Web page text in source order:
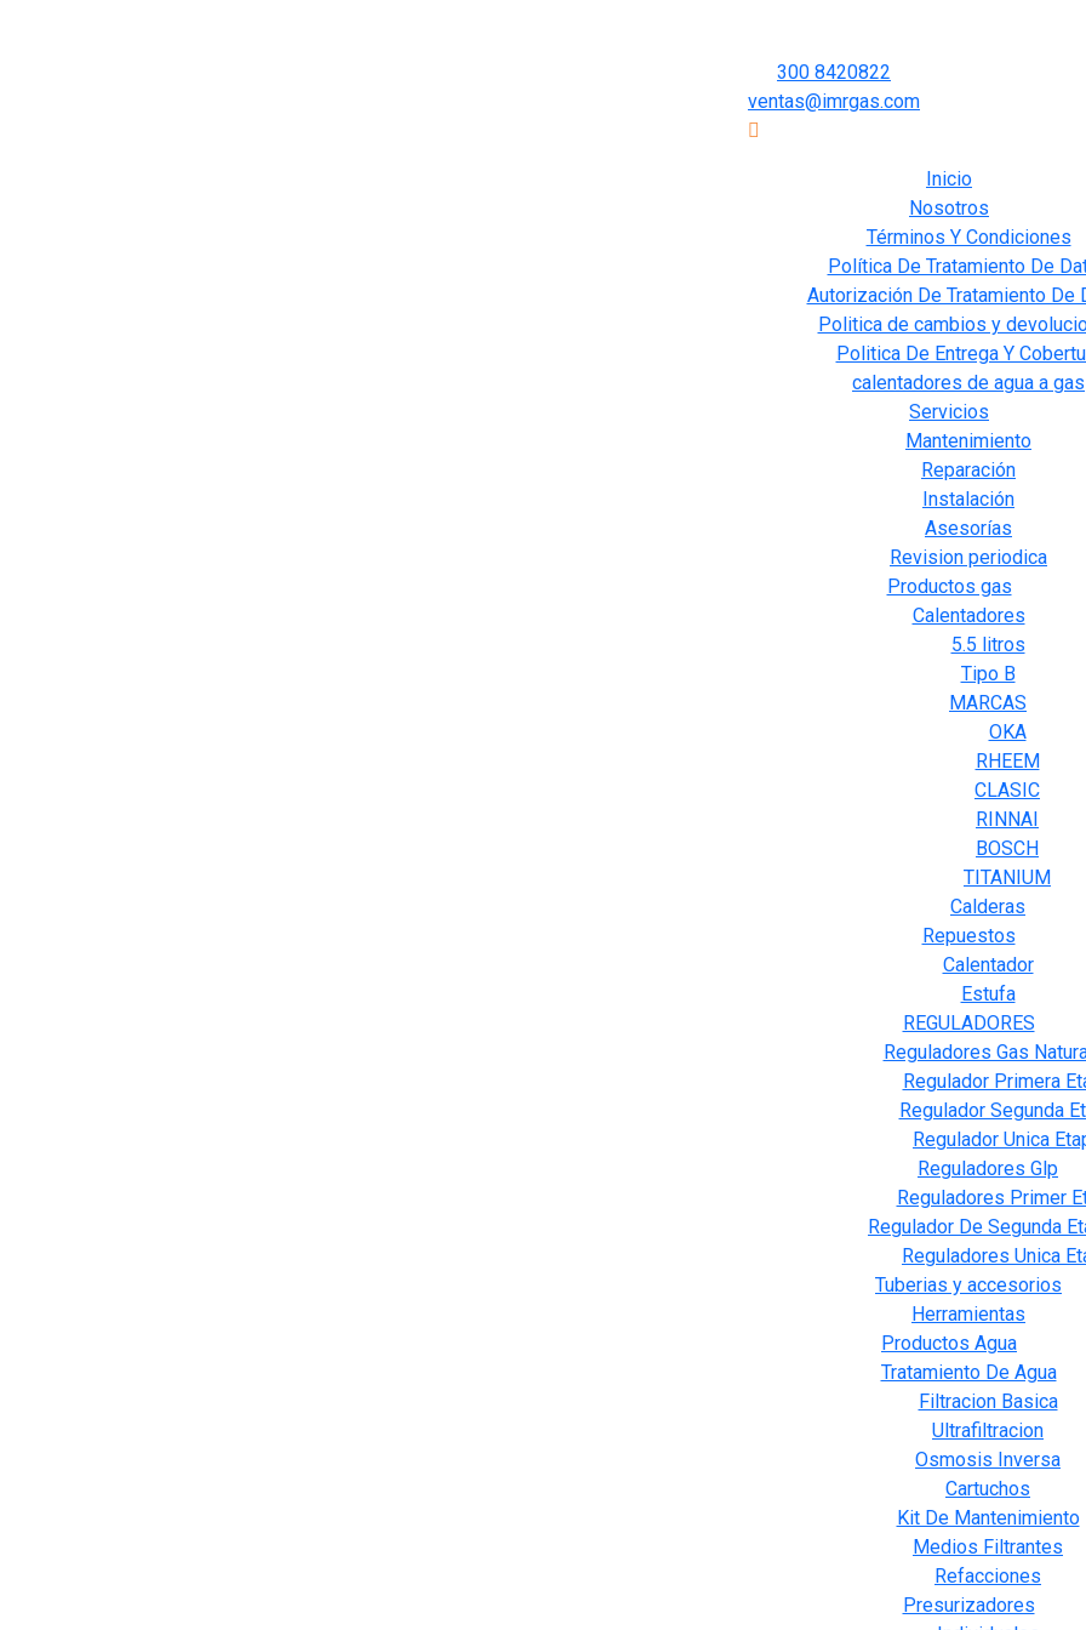
300 8420822
ventas@imrgas.com
Inicio
Nosotros
Términos Y Condiciones
Política De Tratamiento De
Autorización De Tratamiento De
Politica de cambios y
Politica De Entrega Y
calentadores de agua a gas
Servicios
Mantenimiento
Reparación
Instalación
Asesorías
Revision periodica
Productos gas
Calentadores
5.5 litros
Tipo B
MARCAS
OKA
RHEEM
CLASIC
RINNAI
BOSCH
TITANIUM
Calderas
Repuestos
Calentador
Estufa
REGULADORES
Reguladores Gas
Regulador Primera
Regulador Segunda
Regulador Unica
Reguladores Glp
Reguladores Primer
Regulador De Segunda
Reguladores Unica
Tuberias y accesorios
Herramientas
Productos Agua
Tratamiento De Agua
Filtracion Basica
Ultrafiltracion
Osmosis Inversa
Cartuchos
Kit De Mantenimiento
Medios Filtrantes
Refacciones
Presurizadores